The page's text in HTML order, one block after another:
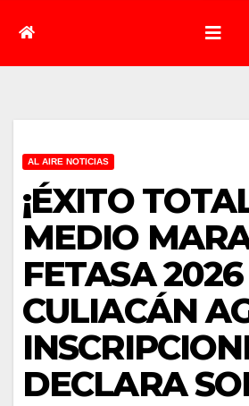
AL AIRE NOTICIAS
¡ÉXITO
MEDIO
FETASA
CULIACÁN
DECLARA